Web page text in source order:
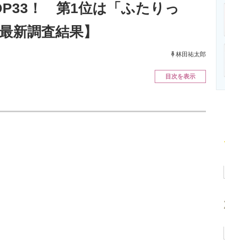
クス専門サイト 電子設計の基本と応用 エネルギーの
！ 第1位は「ふたりっ
新調査結果】
林田祐太郎
目次を表示